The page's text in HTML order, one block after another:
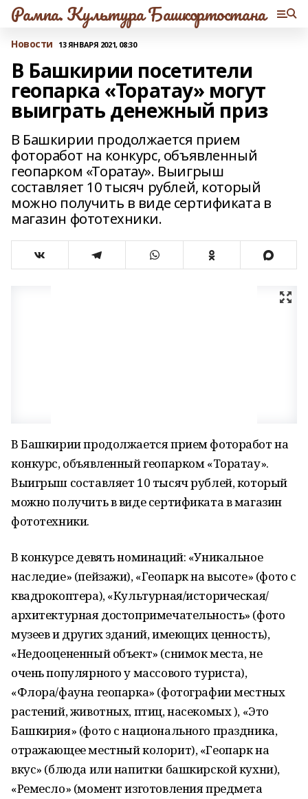
Рампа. Культура Башкортостана
Новости 13 ЯНВАРЯ 2021, 08:30
В Башкирии посетители
геопарка «Торатау» могут
выиграть денежный приз
В Башкирии продолжается прием
фоторабот на конкурс, объявленный
геопарком «Торатау». Выигрыш
составляет 10 тысяч рублей, который
можно получить в виде сертификата в
магазин фототехники.
В Башкирии продолжается прием фоторабот на
конкурс, объявленный геопарком «Торатау».
Выигрыш составляет 10 тысяч рублей, который
можно получить в виде сертификата в магазин
фототехники.
В конкурсе девять номинаций: «Уникальное
наследие» (пейзажи), «Геопарк на высоте» (фото с
квадрокоптера), «Культурная/историческая/
архитектурная достопримечательность» (фото
музеев и других зданий, имеющих ценность),
«Недооцененный объект» (снимок места, не
очень популярного у массового туриста),
«Флора/фауна геопарка» (фотографии местных
растений, животных, птиц, насекомых ), «Это
Башкирия» (фото с национального праздника,
отражающее местный колорит), «Геопарк на
вкус» (блюда или напитки башкирской кухни),
«Ремесло» (момент изготовления предмета